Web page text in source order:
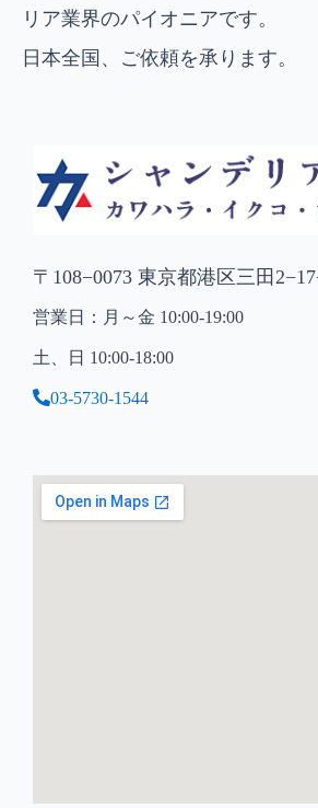
リア業界のパイオニアです。
日本全国、ご依頼を承ります。
〒108−0073 東京都港区三田
営業日：月～金 10:00-19:00
土、日 10:00-18:00
03-5730-1544